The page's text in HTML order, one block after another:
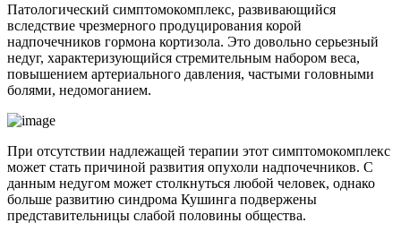
Патологический симптомокомплекс, развивающийся
вследствие чрезмерного продуцирования корой
надпочечников гормона кортизола. Это довольно серьезный
недуг, характеризующийся стремительным набором веса,
повышением артериального давления, частыми головными
болями, недомоганием.
При отсутствии надлежащей терапии этот симптомокомплекс
может стать причиной развития опухоли надпочечников. С
данным недугом может столкнуться любой человек, однако
больше развитию синдрома Кушинга подвержены
представительницы слабой половины общества.